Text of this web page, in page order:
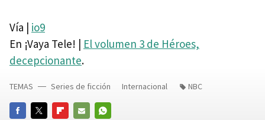
Vía | io9
En ¡Vaya Tele! | El volumen 3 de Héroes,
decepcionante.
TEMAS Series de ficción Internacional NBC